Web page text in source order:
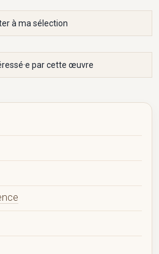
à ma sélection
par cette œuvre